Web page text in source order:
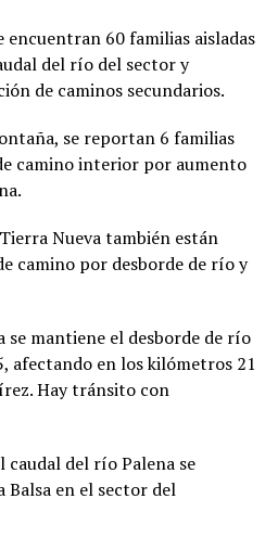
encuentran 60 familias aisladas
del río del sector y
de caminos secundarios.
se reportan 6 familias
camino interior por aumento
Nueva también están
camino por desborde de río y
se mantiene el desborde de río
afectando en los kilómetros 21
Hay tránsito con
caudal del río Palena se
Balsa en el sector del